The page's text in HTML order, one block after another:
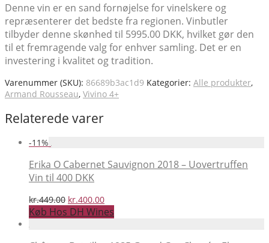
Denne vin er en sand fornøjelse for vinelskere og
repræsenterer det bedste fra regionen. Vinbutler
tilbyder denne skønhed til 5995.00 DKK, hvilket gør den
til et fremragende valg for enhver samling. Det er en
investering i kvalitet og tradition.
Varenummer (SKU): 86689b3ac1d9 Kategorier: Alle produkter,
Armand Rousseau, Vivino 4+
Relaterede varer
-11%
Erika O Cabernet Sauvignon 2018 – Uovertruffen
Vin til 400 DKK
kr.449.00 Den
oprindelige
pris
kr.400.00Den
aktuelle
pris
Køb Hos DH Wines